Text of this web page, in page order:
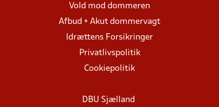
Vold mod dommeren
Afbud + Akut dommervagt
Idrættens Forsikringer
Privatlivspolitik
Cookiepolitik
DBU Sjælland